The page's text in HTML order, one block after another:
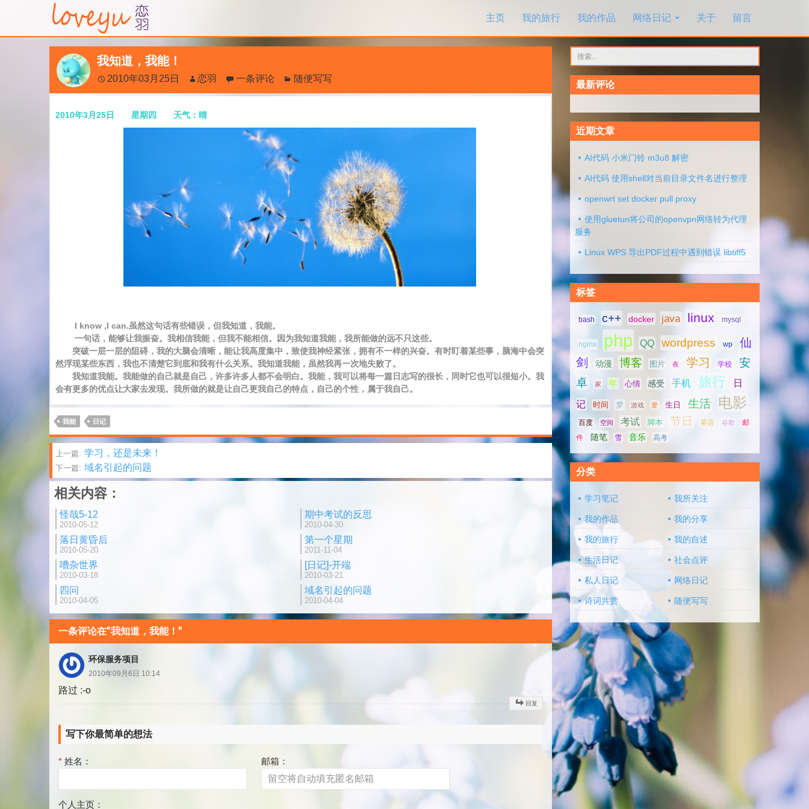
主页
我的旅行 我的作品 网络日记 关于 留言
我知道，我能！
2010年03月25日 恋羽 一条评论 随便写写
2010年3月25日 星期四 天气：晴
I know ,I can.虽然这句话有些错误，但我知道，我能。
一句话，能够让我振奋。我相信我能，但我不能相信。因为我知道我能，我所能做的远不只这些。
突破一层一层的阻碍，我的大脑会清晰，能让我高度集中，致使我神经紧张，拥有不一样的兴奋。有时盯着某些事，脑海中会突
然浮现某些东西，我也不清楚它到底和我有什么关系。我知道我能，虽然我再一次地失败了。
我知道我能。我能做的自己就是自己，许多许多人都不会明白。我能，我可以将每一篇日志写的很长，同时它也可以很短小。我
会有更多的优点让大家去发现。我所做的就是让自己更我自己的特点，自己的个性，属于我自己。
我能 日记
文
章
分
页
上一篇: 学习，还是未来！
下一篇: 域名引起的问题
相关内容：
怪哉5-12
2010-05-12
期中考试的反思
2010-04-30
落日黄昏后
2010-05-20
第一个星期
2011-11-04
嘈杂世界
2010-03-18
[日记]-开端
2010-03-21
四问
2010-04-05
域名引起的问题
2010-04-04
一条评论在“我知道，我能！”
环保服务项目
2010年09月6日 10:14
路过 :-o
回复
写下你最简单的想法
* 姓名： 邮箱：
个人主页：
索：
最新评论
近期文章
AI代码 小米门铃 m3u8 解密
AI代码 使用shell对当前目录文件名进行整理
openwrt set docker pull proxy
使用gluetun将公司的openvpn网络转为代理
服务
Linux WPS 导出PDF过程中遇到错误 libtiff5
标签
bash c++ docker java linux mysql
nginx php QQ wordpress wp
仙
剑
动漫 博客 图片 夜 学习 学校
安
卓
家 年 心情 感受 手机 旅行 日
记 时间 梦 游戏 爱 生日 生活 电影
百度 空间 考试 脚本 节日 英语 谷歌 邮
件 随笔 雪 音乐 高考
分类
学习笔记 我所关注
我的作品 我的分享
我的旅行 我的自述
生活日记 社会点评
私人日记 网络日记
诗词共赏 随便写写